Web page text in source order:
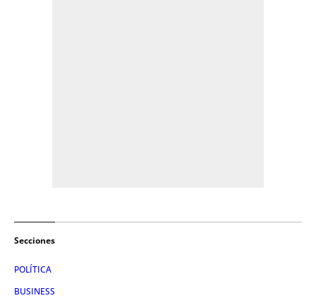
Secciones
POLÍTICA
BUSINESS